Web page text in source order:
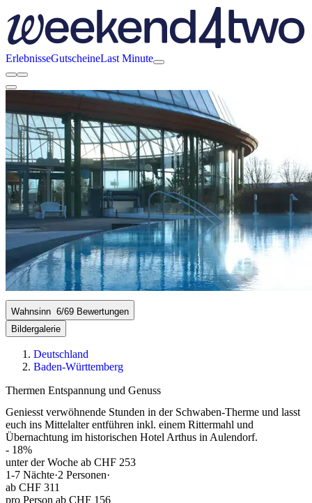
ErlebnisseGutscheineLast Minute
Wahnsinn 6/69 Bewertungen
Bildergalerie
Deutschland
Baden-Württemberg
Thermen Entspannung und Genuss
Geniesst verwöhnende Stunden in der Schwaben-Therme und lasst
euch ins Mittelalter entführen inkl. einem Rittermahl und
Übernachtung im historischen Hotel Arthus in Aulendorf.
- 18%
unter der Woche ab CHF 253
1-7 Nächte·2 Personen·
ab CHF 311
pro Person ab CHF 156